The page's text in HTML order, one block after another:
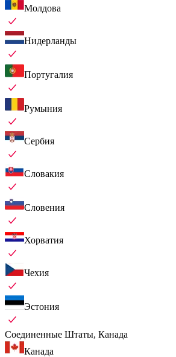
Молдова
Нидерланды
Португалия
Румыния
Сербия
Словакия
Словения
Хорватия
Чехия
Эстония
Соединенные Штаты, Канада
Канада